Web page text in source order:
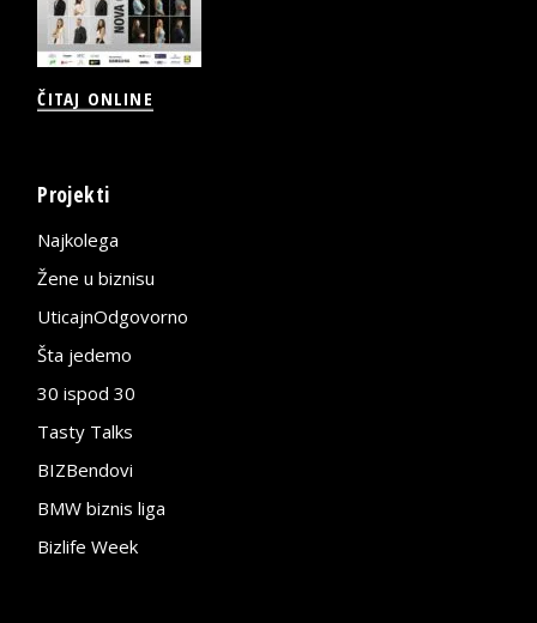
ČITAJ ONLINE
Projekti
Najkolega
Žene u biznisu
UticajnOdgovorno
Šta jedemo
30 ispod 30
Tasty Talks
BIZBendovi
BMW biznis liga
Bizlife Week